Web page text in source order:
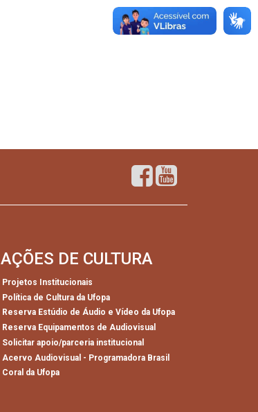
AÇÕES DE CULTURA
Projetos Institucionais
Política de Cultura da Ufopa
Reserva Estúdio de Áudio e Vídeo da Ufopa
Reserva Equipamentos de Audiovisual
Solicitar apoio/parceria institucional
Acervo Audiovisual - Programadora Brasil
Coral da Ufopa